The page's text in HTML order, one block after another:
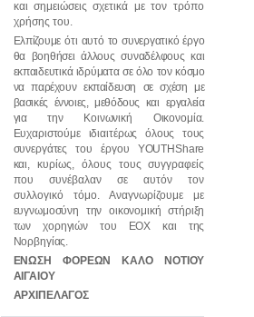
και σημειώσεις σχετικά με τον τρόπο
χρήσης του.
Ελπίζουμε ότι αυτό το συνεργατικό έργο
θα βοηθήσει άλλους συναδέλφους και
εκπαιδευτικά ιδρύματα σε όλο τον κόσμο
να παρέχουν εκπαίδευση σε σχέση με
βασικές έννοιες, μεθόδους και εργαλεία
για
την
Κοινωνική Οικονομία.
Ευχαριστούμε ιδιαιτέρως όλους τους
συνεργάτες του έργου YOUTHShare
και,
κυρίως, όλους τους συγγραφείς
που συνέβαλαν σε αυτόν τον
συλλογικό τόμο. Αναγνωρίζουμε με
ευγνωμοσύνη
την οικονομική στήριξη
των
χορηγιών του ΕΟΧ και
της
Νορβηγίας.
ΕΝΩΣΗ ΦΟΡΕΩΝ ΚΑΛΟ ΝΟΤΙΟΥ
ΑΙΓΑΙΟΥ
ΑΡΧΙΠΕΛΑΓΟΣ